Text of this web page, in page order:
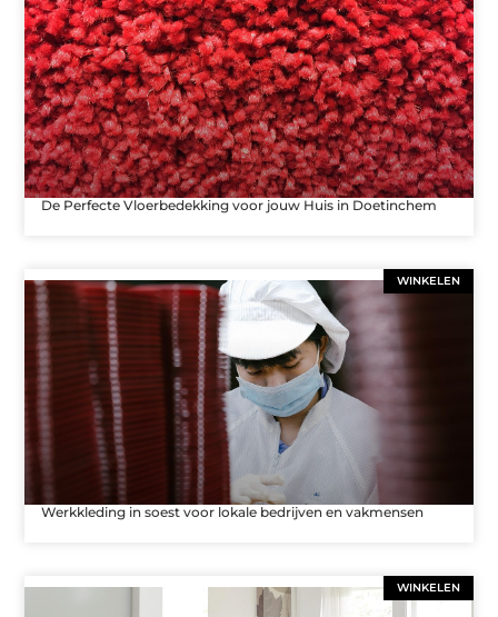
De Perfecte Vloerbedekking voor jouw Huis in Doetinchem
WINKELEN
Werkkleding in soest voor lokale bedrijven en vakmensen
WINKELEN